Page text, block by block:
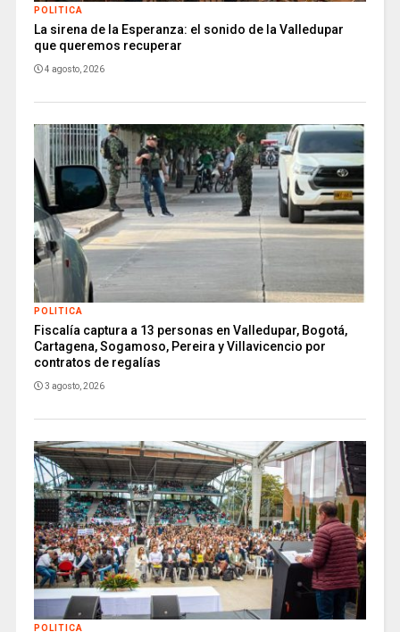
POLITICA
La sirena de la Esperanza: el sonido de la Valledupar
que queremos recuperar
4 agosto, 2026
POLITICA
Fiscalía captura a 13 personas en Valledupar, Bogotá,
Cartagena, Sogamoso, Pereira y Villavicencio por
contratos de regalías
3 agosto, 2026
POLITICA